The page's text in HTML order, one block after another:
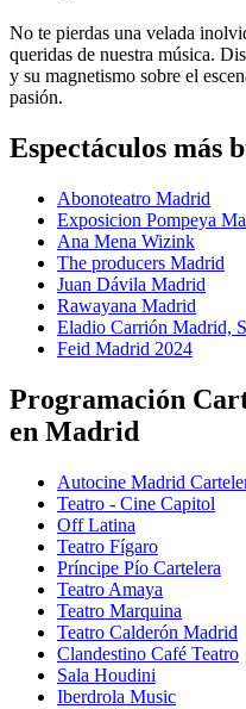
No te pierdas una velada
queridas de nuestra música.
y su magnetismo sobre el
pasión.
Espectáculos más
Abonoteatro Madrid
Exposicion Pompeya
Ana Mena Wizink
The producers Madrid
Juan Dávila Madrid
Rawayana Madrid
Eladio Carrión Madrid,
Feid Madrid 2024
Programación
en Madrid
Autocine Madrid
Teatro - Cine Capitol
Off Latina
Teatro Fígaro
Príncipe Pío Cartelera
Teatro Amaya
Teatro Marquina
Teatro Calderón Madrid
Clandestino Café Teatro
Sala Houdini
Iberdrola Music